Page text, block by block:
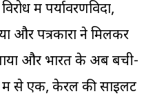
में पर्यावरणविदों,
और पत्रकारों ने मिलकर
और भारत के अब बची-
में से एक, केरल की साइलेंट